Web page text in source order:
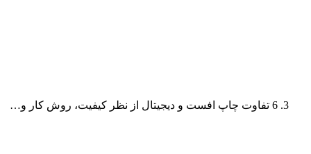
6 تفاوت چاپ افست و دیجیتال از نظر کیفیت، روش کار و…